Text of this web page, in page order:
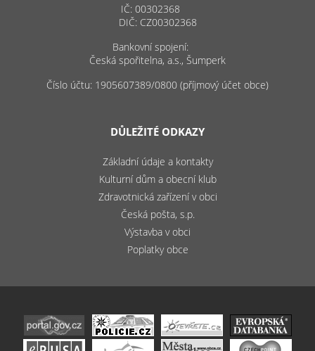
IČ: 00302368
DIČ: CZ00302368
Bankovní spojení:
Česká spořitelna, a.s., Šumperk
Číslo účtu: 1905607389/0800 (příjmový účet obce)
DŮLEŽITÉ ODKAZY
Základní údaje a kontakty
Kulturní dům a obecní klub
Zdravotnická zařízení v obci
Česká pošta, s.p.
Výstavba v obci
Poplatky obce